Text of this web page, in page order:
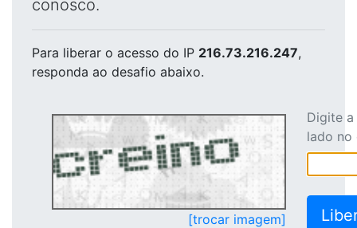
conosco.
Para liberar o acesso do IP 216.73.216.247,
responda ao desafio abaixo.
[trocar imagem]
Digite
lado no